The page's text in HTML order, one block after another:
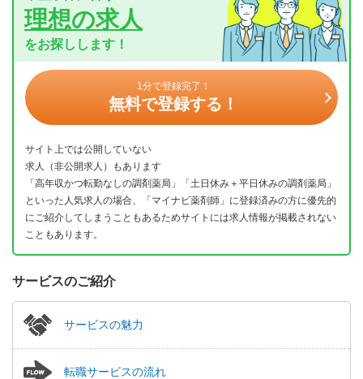
理想の求人
をお探しします！
1分で登録完了！
無料で登録する！
サイト上では公開していない
求人（非公開求人）もあります
「高年収かつ転勤なしの調剤薬局」「土日休み＋平日休みの調剤薬局」
といった人気求人の場合、「マイナビ薬剤師」に登録済みの方に優先的
にご紹介してしまうこともあるためサイトには求人情報が掲載されない
こともあります。
サービスのご紹介
サービスの魅力
転職サービスの流れ